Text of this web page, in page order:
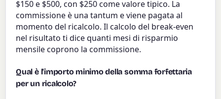
$150 e $500, con $250 come valore tipico. La
commissione è una tantum e viene pagata al
momento del ricalcolo. Il calcolo del break-even
nel risultato ti dice quanti mesi di risparmio
mensile coprono la commissione.
Qual è l'importo minimo della somma forfettaria
per un ricalcolo?